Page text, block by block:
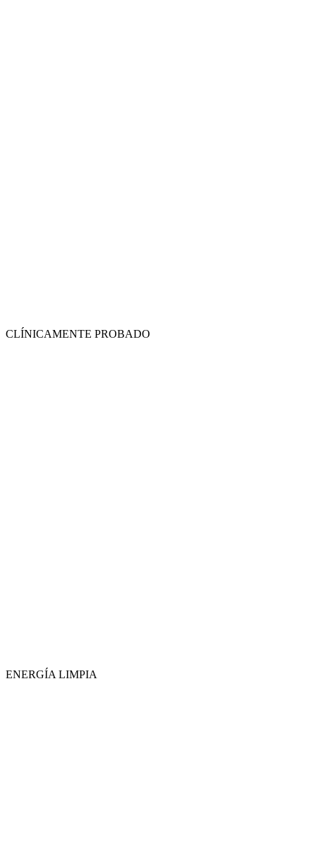
CLÍNICAMENTE PROBADO
ENERGÍA LIMPIA